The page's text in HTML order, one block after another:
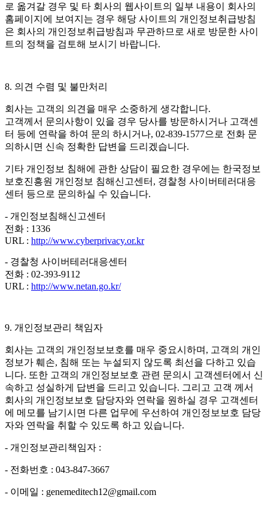
로 옮겨갈 경우 및 타 회사의 웹사이트의 일부 내용이 회사의
홈페이지에 보여지는 경우 해당 사이트의 개인정보취급방침
은 회사의 개인정보취급방침과 무관하므로 새로 방문한 사이
트의 정책을 검토해 보시기 바랍니다.
8. 의견 수렴 및 불만처리
회사는 고객의 의견을 매우 소중하게 생각합니다.
고객께서 문의사항이 있을 경우 당사를 방문하시거나 고객센
터 등에 연락을 하여 문의 하시거나, 02-839-1577으로 전화 문
의하시면 신속 정확한 답변을 드리겠습니다.
기타 개인정보 침해에 관한 상담이 필요한 경우에는 한국정보
보호진흥원 개인정보 침해신고센터, 경찰청 사이버테러대응
센터 등으로 문의하실 수 있습니다.
- 개인정보침해신고센터
전화 : 1336
URL : http://www.cyberprivacy.or.kr
- 경찰청 사이버테러대응센터
전화 : 02-393-9112
URL : http://www.netan.go.kr/
9. 개인정보관리 책임자
회사는 고객의 개인정보보호를 매우 중요시하며, 고객의 개인
정보가 훼손, 침해 또는 누설되지 않도록 최선을 다하고 있습
니다. 또한 고객의 개인정보보호 관련 문의시 고객센터에서 신
속하고 성실하게 답변을 드리고 있습니다. 그리고 고객 께서
회사의 개인정보보호 담당자와 연락을 원하실 경우 고객센터
에 메모를 남기시면 다른 업무에 우선하여 개인정보보호 담당
자와 연락을 취할 수 있도록 하고 있습니다.
- 개인정보관리책임자 :
- 전화번호 : 043-847-3667
- 이메일 : genemeditech12@gmail.com